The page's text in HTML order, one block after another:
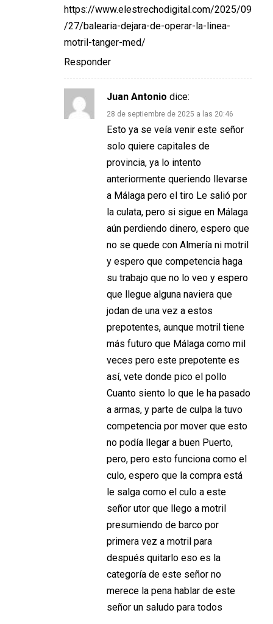
https://www.elestrechodigital.com/2025/09
/27/balearia-dejara-de-operar-la-linea-
motril-tanger-med/
Responder
Juan Antonio dice:
28 de septiembre de 2025 a las 20:46
Esto ya se veía venir este señor
solo quiere capitales de
provincia, ya lo intento
anteriormente queriendo llevarse
a Málaga pero el tiro Le salió por
la culata, pero si sigue en Málaga
aún perdiendo dinero, espero que
no se quede con Almería ni motril
y espero que competencia haga
su trabajo que no lo veo y espero
que llegue alguna naviera que
jodan de una vez a estos
prepotentes, aunque motril tiene
más futuro que Málaga como mil
veces pero este prepotente es
así, vete donde pico el pollo
Cuanto siento lo que le ha pasado
a armas, y parte de culpa la tuvo
competencia por mover que esto
no podía llegar a buen Puerto,
pero, pero esto funciona como el
culo, espero que la compra está
le salga como el culo a este
señor utor que llego a motril
presumiendo de barco por
primera vez a motril para
después quitarlo eso es la
categoría de este señor no
merece la pena hablar de este
señor un saludo para todos